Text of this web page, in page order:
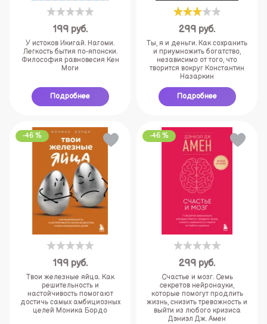
199 руб.
У истоков Икигай. Нагоми.
Легкость бытия по-японски.
Философия равновесия Кен
Моги
Подробнее
299 руб.
Ты, я и деньги. Как сохранить
и приумножить богатство,
независимо от того, что
творится вокруг Константин
Назаркин
Подробнее
-46 %
199 руб.
Твои железные яйца. Как
решительность и
настойчивость помогают
достичь самых амбициозных
целей Моника Бордо
-46 %
299 руб.
Счастье и мозг. Семь
секретов нейронауки,
которые помогут продлить
жизнь, снизить тревожность и
выйти из любого кризиса
Дэниэл Дж. Амен